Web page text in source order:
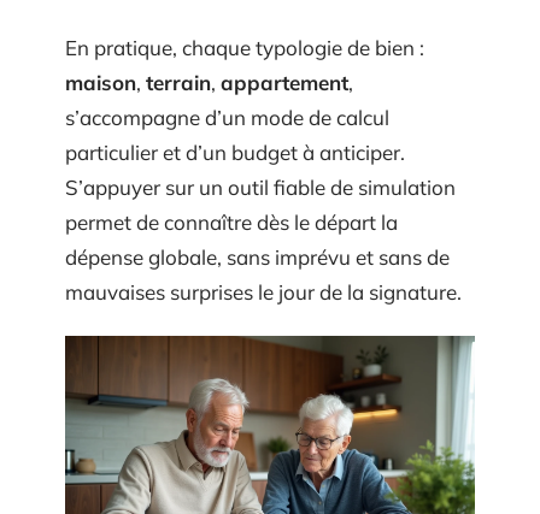
En pratique, chaque typologie de bien :
maison, terrain, appartement,
s’accompagne d’un mode de calcul
particulier et d’un budget à anticiper.
S’appuyer sur un outil fiable de simulation
permet de connaître dès le départ la
dépense globale, sans imprévu et sans de
mauvaises surprises le jour de la signature.